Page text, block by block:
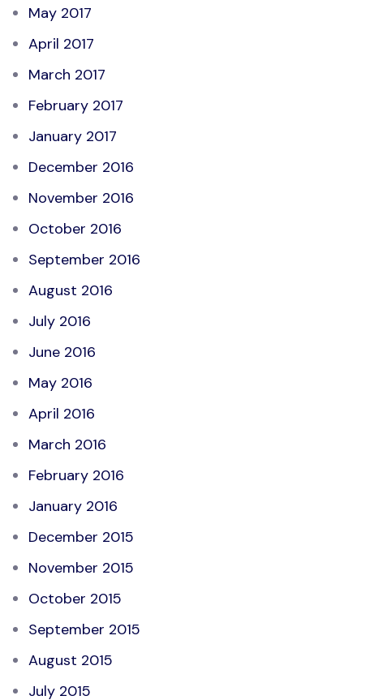
May 2017
April 2017
March 2017
February 2017
January 2017
December 2016
November 2016
October 2016
September 2016
August 2016
July 2016
June 2016
May 2016
April 2016
March 2016
February 2016
January 2016
December 2015
November 2015
October 2015
September 2015
August 2015
July 2015